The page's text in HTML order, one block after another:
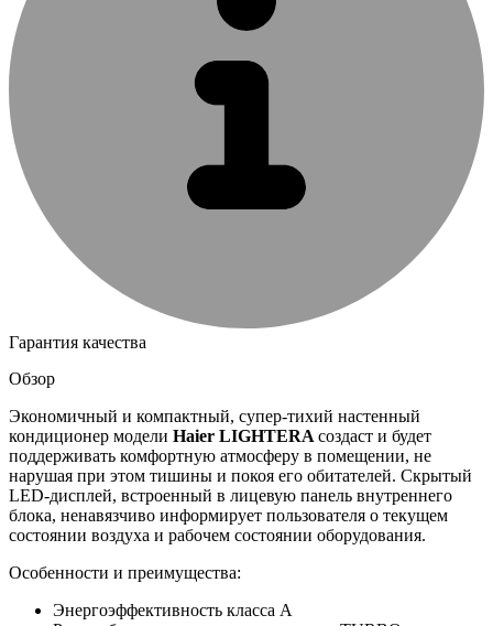
Гарантия качества
Обзор
Экономичный и компактный, супер-тихий настенный
кондиционер модели Haier LIGHTERA создаст и будет
поддерживать комфортную атмосферу в помещении, не
нарушая при этом тишины и покоя его обитателей. Скрытый
LED-дисплей, встроенный в лицевую панель внутреннего
блока, ненавязчиво информирует пользователя о текущем
состоянии воздуха и рабочем состоянии оборудования.
Особенности и преимущества:
Энергоэффективность класса А